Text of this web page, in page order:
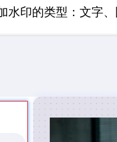
印的类型：文字